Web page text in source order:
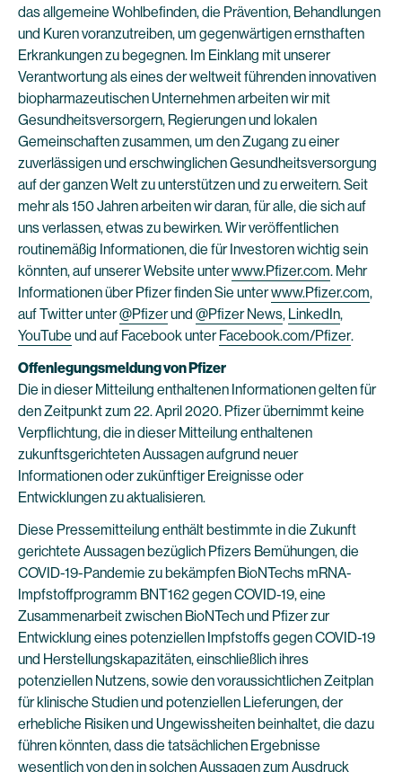
das allgemeine Wohlbefinden, die Prävention, Behandlungen
und Kuren voranzutreiben, um gegenwärtigen ernsthaften
Erkrankungen zu begegnen. Im Einklang mit unserer
Verantwortung als eines der weltweit führenden innovativen
biopharmazeutischen Unternehmen arbeiten wir mit
Gesundheitsversorgern, Regierungen und lokalen
Gemeinschaften zusammen, um den Zugang zu einer
zuverlässigen und erschwinglichen Gesundheitsversorgung
auf der ganzen Welt zu unterstützen und zu erweitern. Seit
mehr als 150 Jahren arbeiten wir daran, für alle, die sich auf
uns verlassen, etwas zu bewirken. Wir veröffentlichen
routinemäßig Informationen, die für Investoren wichtig sein
könnten, auf unserer Website unterwww.Pfizer.com. Mehr
Informationen über Pfizer finden Sie unterwww.Pfizer.com,
auf Twitter unter@Pfizerund @Pfizer News, LinkedIn,
YouTube und auf Facebook unterFacebook.com/Pfizer.
Offenlegungsmeldung von Pfizer
Die in dieser Mitteilung enthaltenen Informationen gelten für
den Zeitpunkt zum 22. April 2020. Pfizer übernimmt keine
Verpflichtung, die in dieser Mitteilung enthaltenen
zukunftsgerichteten Aussagen aufgrund neuer
Informationen oder zukünftiger Ereignisse oder
Entwicklungen zu aktualisieren.
Diese Pressemitteilung enthält bestimmte in die Zukunft
gerichtete Aussagen bezüglich Pfizers Bemühungen, die
COVID-19-Pandemie zu bekämpfen BioNTechs mRNA-
Impfstoffprogramm BNT162 gegen COVID-19, eine
Zusammenarbeit zwischen BioNTech und Pfizer zur
Entwicklung eines potenziellen Impfstoffs gegen COVID-19
und Herstellungskapazitäten, einschließlich ihres
potenziellen Nutzens, sowie den voraussichtlichen Zeitplan
für klinische Studien und potenziellen Lieferungen, der
erhebliche Risiken und Ungewissheiten beinhaltet, die dazu
führen könnten, dass die tatsächlichen Ergebnisse
wesentlich von den in solchen Aussagen zum Ausdruck